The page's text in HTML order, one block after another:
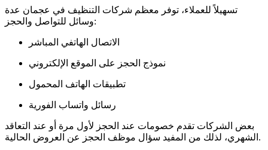
تسهيلاً للعملاء، توفر معظم شركات التنظيف في عجمان عدة
وسائل للتواصل والحجز:
الاتصال الهاتفي المباشر
نموذج الحجز على الموقع الإلكتروني
تطبيقات الهاتف المحمول
رسائل واتساب الفورية
بعض الشركات تقدم خصومات عند الحجز لأول مرة أو عند التعاقد
الشهري، لذلك من المفيد سؤال موظف الحجز عن العروض الحالية.